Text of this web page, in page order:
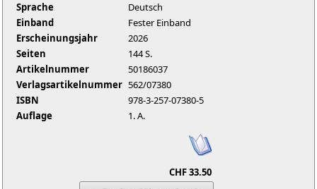
Sprache
Deutsch
Einband
Fester Einband
Erscheinungsjahr
2026
Seiten
144 S.
Artikelnummer
50186037
Verlagsartikelnummer 562/07380
ISBN
978-3-257-07380-5
Auflage
1. A.
CHF 33.50